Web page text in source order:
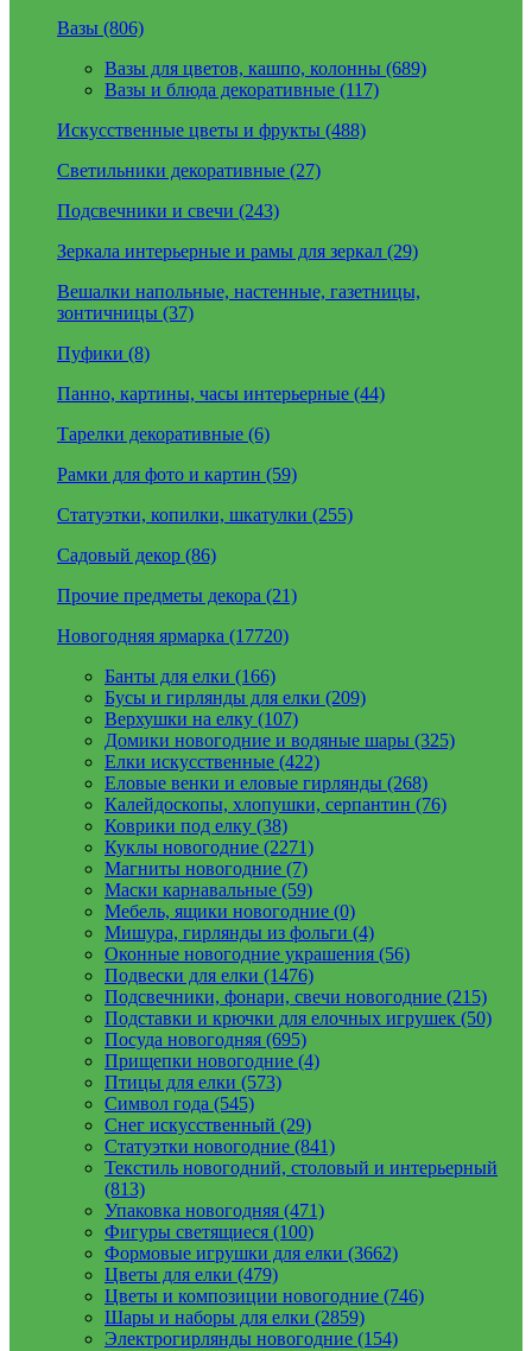
Вазы (806)
Вазы для цветов, кашпо, колонны (689)
Вазы и блюда декоративные (117)
Искусственные цветы и фрукты (488)
Светильники декоративные (27)
Подсвечники и свечи (243)
Зеркала интерьерные и рамы для зеркал (29)
Вешалки напольные, настенные, газетницы,
зонтичницы (37)
Пуфики (8)
Панно, картины, часы интерьерные (44)
Тарелки декоративные (6)
Рамки для фото и картин (59)
Статуэтки, копилки, шкатулки (255)
Садовый декор (86)
Прочие предметы декора (21)
Новогодняя ярмарка (17720)
Банты для елки (166)
Бусы и гирлянды для елки (209)
Верхушки на елку (107)
Домики новогодние и водяные шары (325)
Елки искусственные (422)
Еловые венки и еловые гирлянды (268)
Калейдоскопы, хлопушки, серпантин (76)
Коврики под елку (38)
Куклы новогодние (2271)
Магниты новогодние (7)
Маски карнавальные (59)
Мебель, ящики новогодние (0)
Мишура, гирлянды из фольги (4)
Оконные новогодние украшения (56)
Подвески для елки (1476)
Подсвечники, фонари, свечи новогодние (215)
Подставки и крючки для елочных игрушек (50)
Посуда новогодняя (695)
Прищепки новогодние (4)
Птицы для елки (573)
Символ года (545)
Снег искусственный (29)
Статуэтки новогодние (841)
Текстиль новогодний, столовый и интерьерный
(813)
Упаковка новогодняя (471)
Фигуры светящиеся (100)
Формовые игрушки для елки (3662)
Цветы для елки (479)
Цветы и композиции новогодние (746)
Шары и наборы для елки (2859)
Электрогирлянды новогодние (154)